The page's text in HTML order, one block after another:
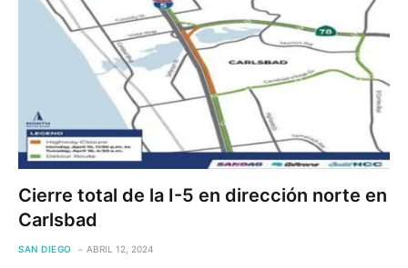
Cierre total de la I-5 en dirección norte en
Carlsbad
SAN DIEGO ABRIL 12, 2024